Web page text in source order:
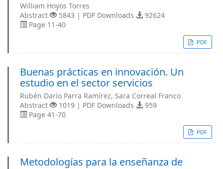
William Hoyos Torres
Abstract
5843 | PDF Downloads
92624
Page 11-40
PDF
Buenas prácticas en innovación. Un
estudio en el sector servicios
Rubén Darío Parra Ramírez, Sara Correal Franco
Abstract
1019 | PDF Downloads
959
Page 41-70
PDF
Metodologías para la enseñanza de